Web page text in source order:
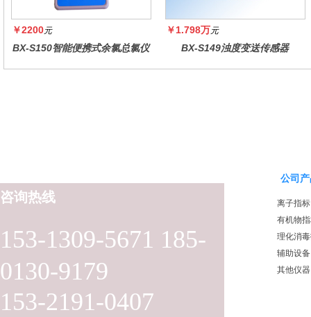
￥2200元
BX-S150智能便携式余氯总氯仪
￥1.798万元
BX-S149浊度变送传感器
153-1309-5671 185-
0130-9179
153-2191-0407
咨询热线
公司
离子指标
有机物
理化消
辅助设备
其他仪器